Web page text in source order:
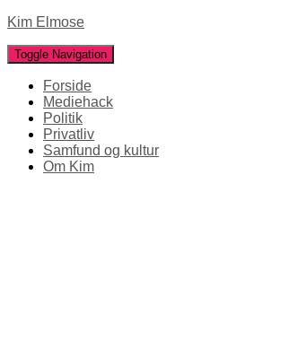
Kim Elmose
Toggle Navigation
Forside
Mediehack
Politik
Privatliv
Samfund og kultur
Om Kim